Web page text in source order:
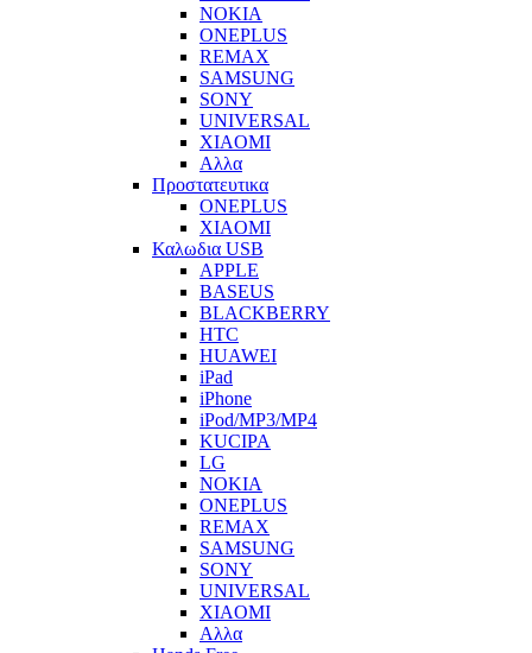
NOKIA
ONEPLUS
REMAX
SAMSUNG
SONY
UNIVERSAL
XIAOMI
Αλλα
Προστατευτικα
ONEPLUS
XIAOMI
Καλωδια USB
APPLE
BASEUS
BLACKBERRY
HTC
HUAWEI
iPad
iPhone
iPod/MP3/MP4
KUCIPA
LG
NOKIA
ONEPLUS
REMAX
SAMSUNG
SONY
UNIVERSAL
XIAOMI
Αλλα